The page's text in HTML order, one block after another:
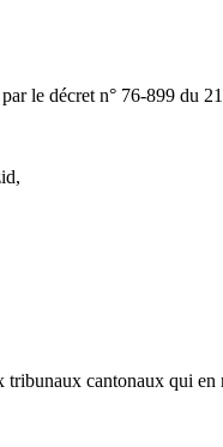
le décret n° 76-899 du
tribunaux cantonaux qui en